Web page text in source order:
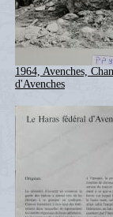
1964, Avenches,
d'Avenches